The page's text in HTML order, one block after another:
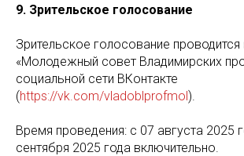
9. Зрительское голосование
Зрительское голосование
«Молодежный совет Владимирских
социальной сети ВКонтакте
(https://vk.com/vladoblprofmol).
Время проведения: с 07 августа 2025
сентября 2025 года включительно.